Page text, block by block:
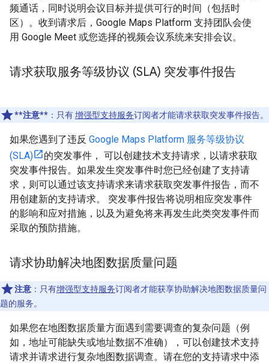
频通话，同时说明会议目标并提供可行的时间（包括时
区）。收到请求后，Google Maps Platform 支持团队会使
用 Google Meet 或您选择的视频会议系统来安排会议。
请求获取服务等级协议 (SLA) 突发事件报告
**注意** ：只有增强型支持服务订阅者才能请求获取突发事件报告。
如果您遇到了违反 Google Maps Platform 服务等级协议
(SLA)
的突发事件， 可以创建技术支持请求，以请求获取
突发事件报告。如果发生突发事件时您已经创建了支持请
求，则可以通过该支持请求来请求获取突发事件报告，而不
用创建新的支持请求。 突发事件报告将说明相应突发事件
的影响和应对措施，以及为避免将来再发生此类突发事件而
采取的预防措施。
请求协助解决地图数据质量问题
注意 ：只有增强型支持服务订阅者才能获享协助解决地图数据质量问
题的服务。
如果您在地图数据质量方面遇到需要调查的复杂问题（例
如，地址可能缺失或地址数据不准确），可以创建技术支持
请求并请求进行复杂地图数据调查。请在您的支持请求中添